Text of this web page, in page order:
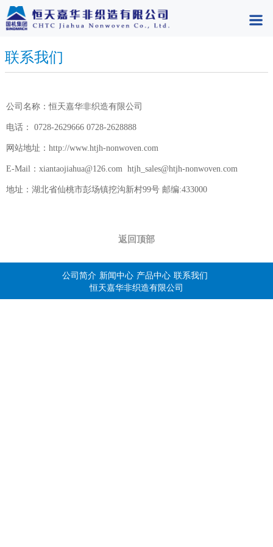
联系我们
公司名称：恒天嘉华非织造有限公司
电话： 0728-2629666 0728-2628888
网站地址：http://www.htjh-nonwoven.com
E-Mail：xiantaojiahua@126.com htjh_sales@htjh-nonwoven.com
地址：湖北省仙桃市彭场镇挖沟新村99号 邮编:433000
返回顶部
公司简介 新闻中心 产品中心 联系我们
恒天嘉华非织造有限公司